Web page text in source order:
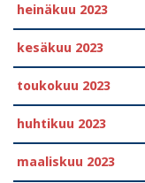
heinäkuu 2023
kesäkuu 2023
toukokuu 2023
huhtikuu 2023
maaliskuu 2023